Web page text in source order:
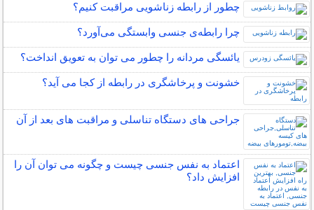
چطور از رابطه زناشویی مراقبت کنیم؟
چرا رابطه‌ی جنسی وابستگی می‌آورد؟
یائسگی مردانه را چطور می توان به تعویق انداخت؟
خشونت و پرخاشگری در رابطه از کجا می آید؟
جراحی های دستگاه تناسلی و مراقبت های بعد از آن
اعتماد به نفس جنسی چیست و چگونه می توان آن را
افزایش داد؟